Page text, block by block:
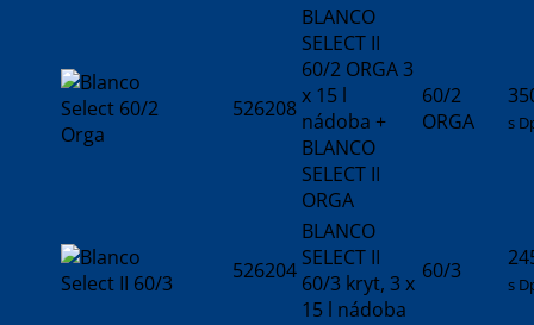
526208
BLANCO
SELECT II
60/2 ORGA 3
x 15 l
nádoba +
BLANCO
SELECT II
ORGA
60/2
ORGA
s
526204
BLANCO
SELECT II
60/3 kryt, 3 x
15 l nádoba
60/3
s